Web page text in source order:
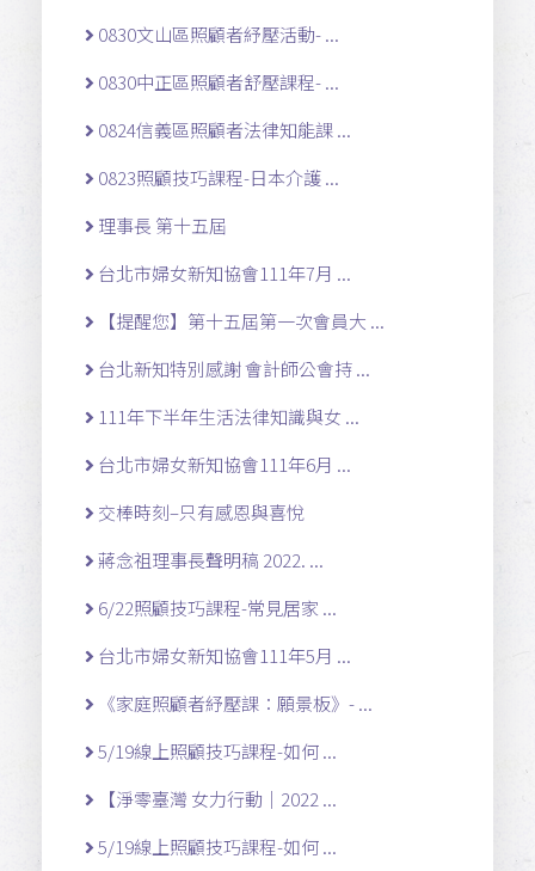
0830文山區照顧者紓壓活動- ...
0830中正區照顧者舒壓課程- ...
0824信義區照顧者法律知能課 ...
0823照顧技巧課程-日本介護 ...
理事長 第十五屆
台北市婦女新知協會111年7月 ...
【提醒您】第十五屆第一次會員大 ...
台北新知特別感謝 會計師公會持 ...
111年下半年生活法律知識與女 ...
台北市婦女新知協會111年6月 ...
交棒時刻–只有感恩與喜悅
蔣念祖理事長聲明稿 2022. ...
6/22照顧技巧課程-常見居家 ...
台北市婦女新知協會111年5月 ...
《家庭照顧者紓壓課：願景板》- ...
5/19線上照顧技巧課程-如何 ...
【淨零臺灣 女力行動｜2022 ...
5/19線上照顧技巧課程-如何 ...